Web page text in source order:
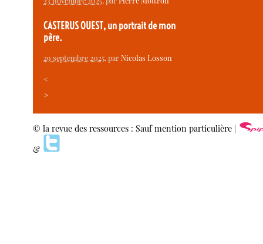
CASTERUS OUEST, un portrait de mon
père.
29 septembre 2025, parNicolas Losson
<
>
© la revue des ressources : Sauf mention particulière |
&